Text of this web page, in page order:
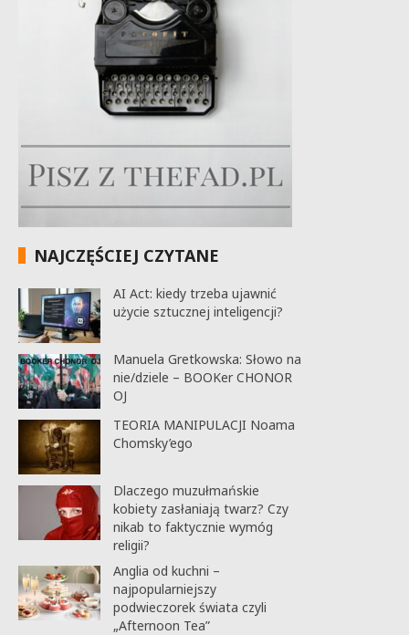
NAJCZĘŚCIEJ CZYTANE
AI Act: kiedy trzeba ujawnić
użycie sztucznej inteligencji?
Manuela Gretkowska: Słowo na
nie/dziele – BOOKer CHONOR
OJ
TEORIA MANIPULACJI Noama
Chomsky’ego
Dlaczego muzułmańskie
kobiety zasłaniają twarz? Czy
nikab to faktycznie wymóg
religii?
Anglia od kuchni –
najpopularniejszy
podwieczorek świata czyli
„Afternoon Tea”